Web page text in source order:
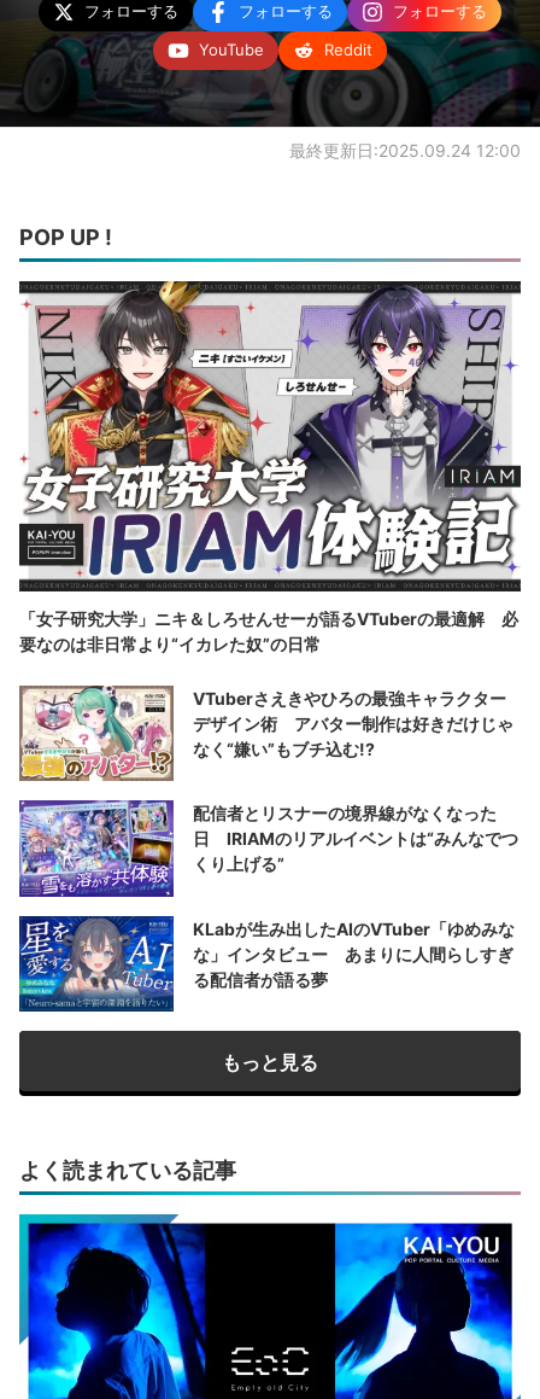
フォローする フォローする
フォローする
YouTube
Reddit
最終更新日:2025.09.24 12:00
POP UP !
「女子研究大学」ニキ＆しろせんせーが語るVTuberの最適解 必
要なのは非日常より“イカレた奴”の日常
VTuberさえきやひろの最強キャラクター
デザイン術 アバター制作は好きだけじゃ
なく“嫌い”もブチ込む!?
配信者とリスナーの境界線がなくなった
日 IRIAMのリアルイベントは“みんなでつ
くり上げる”
KLabが生み出したAIのVTuber「ゆめみな
な」インタビュー あまりに人間らしすぎ
る配信者が語る夢
もっと見る
よく読まれている記事